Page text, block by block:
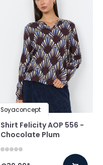
Soyaconcept
Shirt Felicity AOP 556 -
Chocolate Plum